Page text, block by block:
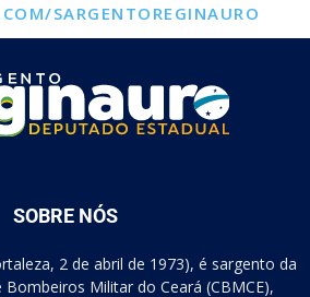
SARGENTOREGINAURO
SOBRE NÓS
2 de abril de 1973), é sargento da
Militar do Ceará (CBMCE),